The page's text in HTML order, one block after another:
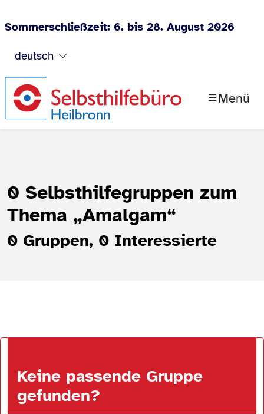
Zum Inhalt springen
Sommerschließzeit: 6. bis 28. August 2026
deutsch
Menü
0 Selbsthilfegruppen zum
Thema „Amalgam“
0 Gruppen, 0 Interessierte
Keine passende Gruppe
gefunden?